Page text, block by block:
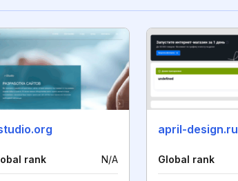
rank N/A
april-design.ru
Global rank